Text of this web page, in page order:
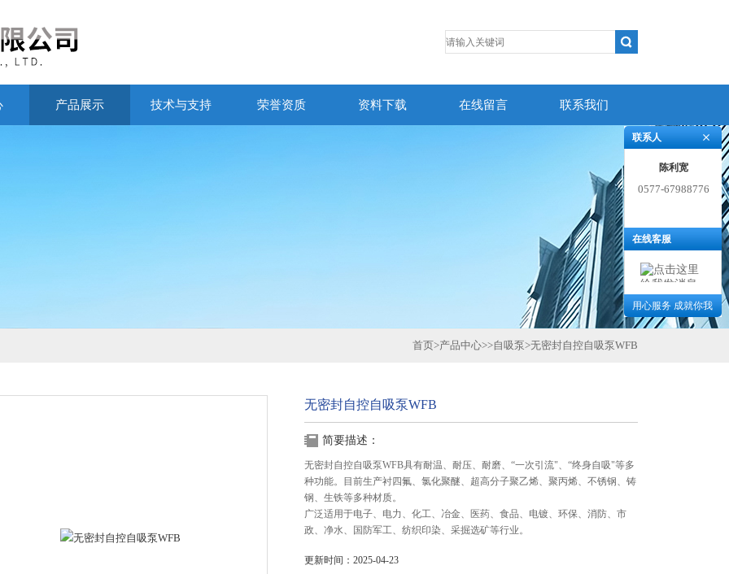
产品展示 技术与支持 荣誉资质 资料下载 在线留言 联系我们
首页>产品中心>>自吸泵>无密封自控自吸泵WFB
无密封自控自吸泵WFB
简要描述：
无密封自控自吸泵WFB具有耐温、耐压、耐磨、“一次引流"、“终身自吸"等多
种功能。目前生产衬四氟、氯化聚醚、超高分子聚乙烯、聚丙烯、不锈钢、铸
钢、生铁等多种材质。
广泛适用于电子、电力、化工、冶金、医药、食品、电镀、环保、消防、市
政、净水、国防军工、纺织印染、采掘选矿等行业。
更新时间：2025-04-23
联系人
陈利宽
0577-67988776
在线客服
用心服务 成就你我